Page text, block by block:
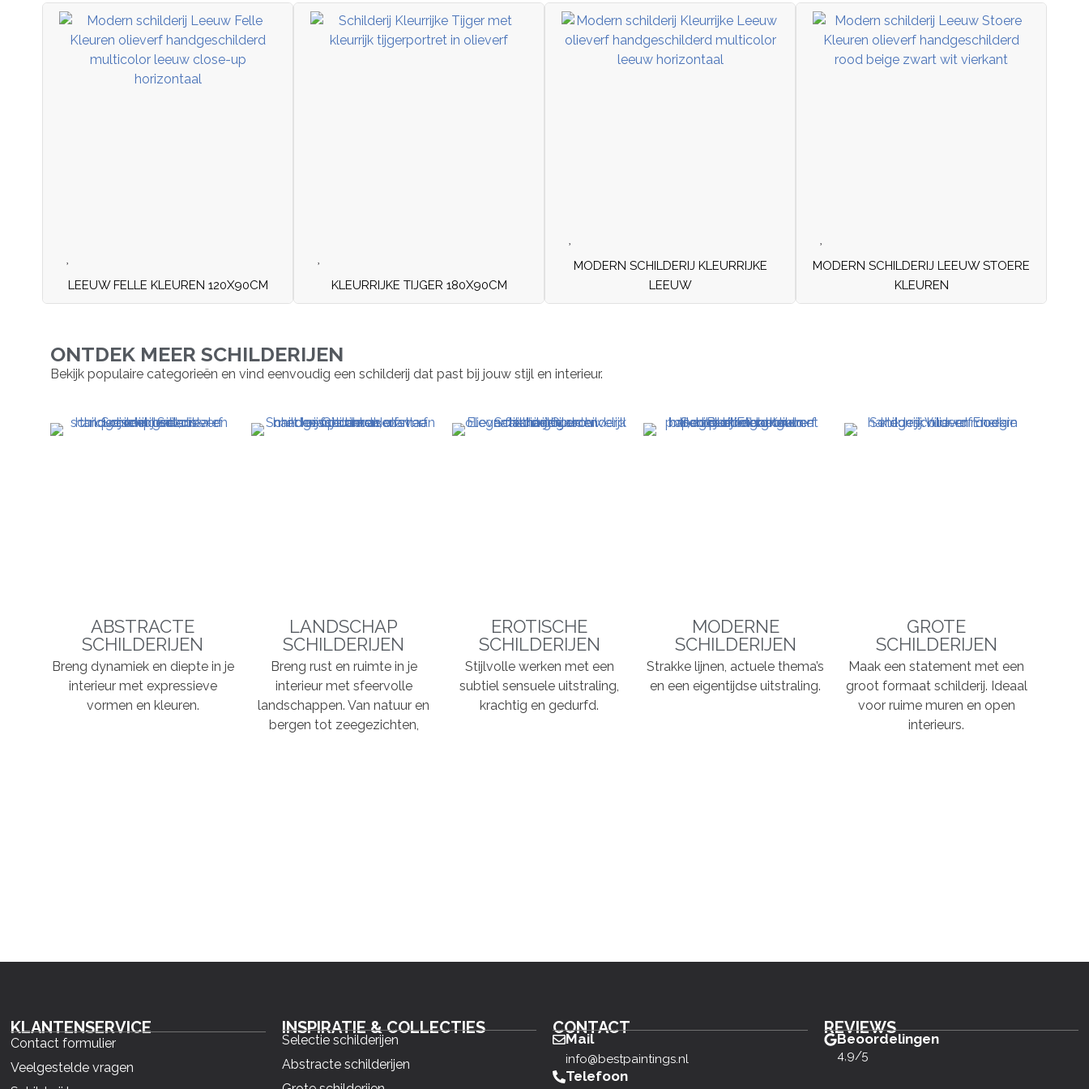
LEEUW FELLE KLEUREN 120X90CM KLEURRIJKE TIJGER 180X90CM
MODERN SCHILDERIJ KLEURRIJKE
LEEUW
MODERN SCHILDERIJ LEEUW STOERE
KLEUREN
ONTDEK MEER SCHILDERIJEN
Bekijk populaire categorieën en vind eenvoudig een schilderij dat past bij jouw stijl en interieur.
ABSTRACTE
SCHILDERIJEN
Breng dynamiek en diepte in je
interieur met expressieve
vormen en kleuren.
LANDSCHAP
SCHILDERIJEN
Breng rust en ruimte in je
interieur met sfeervolle
landschappen. Van natuur en
bergen tot zeegezichten,
EROTISCHE
SCHILDERIJEN
Stijlvolle werken met een
subtiel sensuele uitstraling,
krachtig en gedurfd.
MODERNE
SCHILDERIJEN
Strakke lijnen, actuele thema’s
en een eigentijdse uitstraling.
GROTE
SCHILDERIJEN
Maak een statement met een
groot formaat schilderij. Ideaal
voor ruime muren en open
interieurs.
KLANTENSERVICE
Contact formulier
Veelgestelde vragen
INSPIRATIE & COLLECTIES
Selectie schilderijen
Abstracte schilderijen
CONTACT
Mail
info@bestpaintings.nl
Telefoon
REVIEWS
Beoordelingen
4,9/5